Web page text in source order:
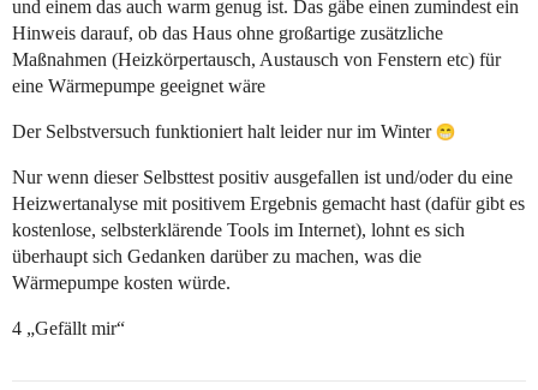
und einem das auch warm genug ist. Das gäbe einen zumindest ein
Hinweis darauf, ob das Haus ohne großartige zusätzliche
Maßnahmen (Heizkörpertausch, Austausch von Fenstern etc) für
eine Wärmepumpe geeignet wäre
Der Selbstversuch funktioniert halt leider nur im Winter
Nur wenn dieser Selbsttest positiv ausgefallen ist und/oder du eine
Heizwertanalyse mit positivem Ergebnis gemacht hast (dafür gibt es
kostenlose, selbsterklärende Tools im Internet), lohnt es sich
überhaupt sich Gedanken darüber zu machen, was die
Wärmepumpe kosten würde.
4 „Gefällt mir“